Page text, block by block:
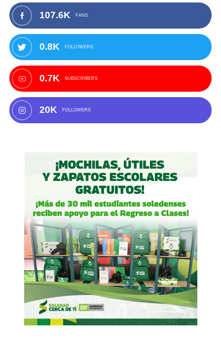
107.6K FANS
0.8K FOLLOWERS
0.7K SUBSCRIBERS
20K FOLLOWERS